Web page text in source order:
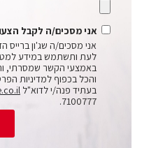
אני מסכים/ה לקבל
אני מסכים/ה שג'ון
לעת ותשתמש במידע
באמצעי הקשר שמסרתי,
והכל בכפוף למדיניות
בעתיד פנה/י לדוא"ל
7100777.